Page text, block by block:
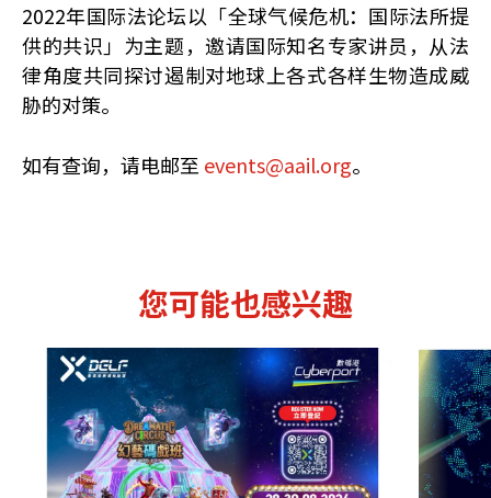
2022年国际法论坛以「全球气候危机：国际法所提
供的共识」为主题，邀请国际知名专家讲员，从法
律角度共同探讨遏制对地球上各式各样生物造成威
胁的对策。
如有查询，请电邮至 events@aail.org。
您可能也感兴趣